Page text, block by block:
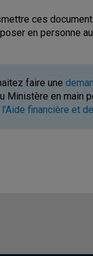
ces
en personne
faire une
Ministère en main
financière et